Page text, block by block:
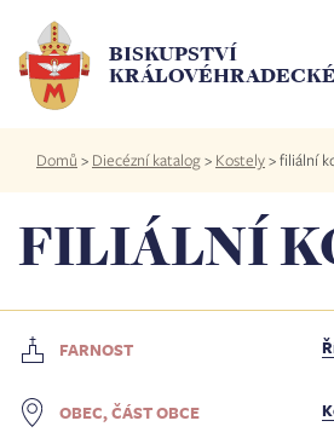
hlavnímu
obsahu
BISKUPSTVÍ
KRÁLOVÉHRADECKÉ
navigace
Domů > Diecézní katalog> Kostely>filiální
FILIÁLNÍ
FARNOST
OBEC, ČÁST OBCE